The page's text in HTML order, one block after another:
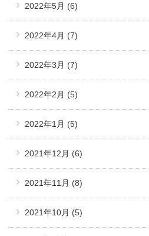
2022年5月 (6)
2022年4月 (7)
2022年3月 (7)
2022年2月 (5)
2022年1月 (5)
2021年12月 (6)
2021年11月 (8)
2021年10月 (5)